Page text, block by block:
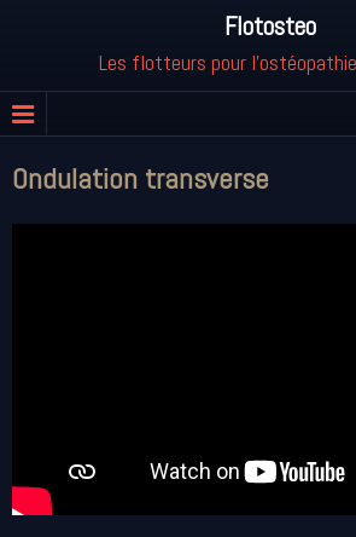
Flotosteo
Les flotteurs pour
Ondulation transverse